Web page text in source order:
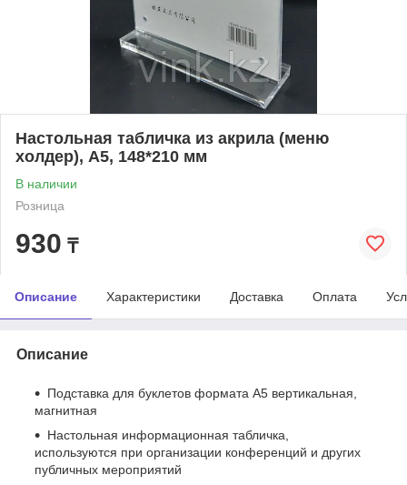
Настольная табличка из акрила (меню
холдер), А5, 148*210 мм
В наличии
Розница
930 ₸
Описание Характеристики Доставка Оплата
Описание
Подставка для буклетов формата А5 вертикальная,
магнитная
Настольная информационная табличка,
используются при организации конференций и других
публичных мероприятий